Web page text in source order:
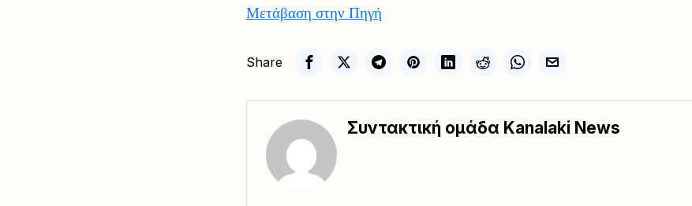
Μετάβαση στην Πηγή
Share
Συντακτική ομάδα Kanalaki News